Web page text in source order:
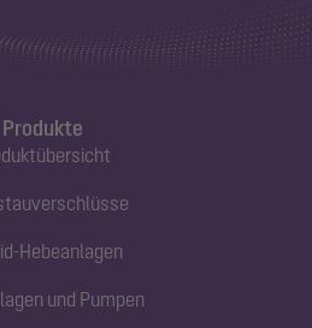
Produkte
Hebeanlagen
und Pumpen